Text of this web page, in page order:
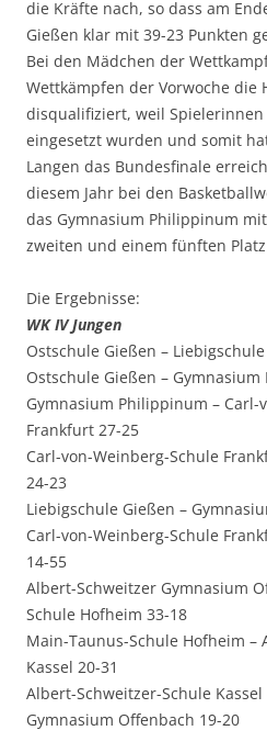
die Kräfte nach, so dass am
Gießen klar mit 39-23 Punkten
Bei den Mädchen der
Wettkämpfen der Vorwoche die
disqualifiziert, weil Spielerinnen
eingesetzt wurden und somit
Langen das Bundesfinale
diesem Jahr bei den
das Gymnasium Philippinum
zweiten und einem fünften
Die Ergebnisse:
WK IV Jungen
Ostschule Gießen –
Ostschule Gießen –
Gymnasium Philippinum – Carl-
Frankfurt 27-25
Carl-von-Weinberg-Schule
24-23
Liebigschule Gießen –
Carl-von-Weinberg-Schule
14-55
Albert-Schweitzer Gymnasium
Schule Hofheim 33-18
Main-Taunus-Schule Hofheim –
Kassel 20-31
Albert-Schweitzer-Schule
Gymnasium Offenbach 19-20